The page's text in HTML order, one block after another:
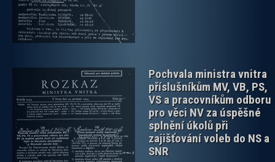
Pochvala ministra vnitra
příslušníkům MV, VB, PS,
VS a pracovníkům odboru
pro věci NV za úspěšné
splnění úkolů při
zajišťování voleb do NS a
SNR
zobrazit PDF dokument